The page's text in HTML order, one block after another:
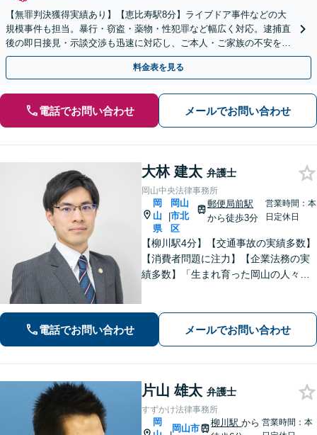
【無罪判決獲得実績あり】【恵比寿駅8分】ライブドア事件などの大
規模事件も担当。暴行・窃盗・薬物・性犯罪など幅広く対応。逮捕直
後の即日接見・示談交渉も迅速に対応し、ご本人・ご家族の不安を最
小限に抑えます。【初回相談可能】【WEB面談可能】
料金表を見る
電話でお問い合わせ メールでお問い合わせ
大林 建太 弁護士
岡山中央法律事務所
岡
山
県
|
岡山
市北
区
郵便局前駅
から徒歩3分
営業時間：本
日定休日
【柳川駅4分】【交通事故の実績多数】
【消費者問題に注力】【企業法務の実
績多数】「生まれ育った岡山の人々の
実かつ確実な対応に努めてまいりま
す。お気軽にご相談ください。
電話でお問い合わせ メールでお問い合わせ
片山 雄太 弁護士
すずかけ法律事務所
岡
岡山市
柳川駅から 営業時間：本